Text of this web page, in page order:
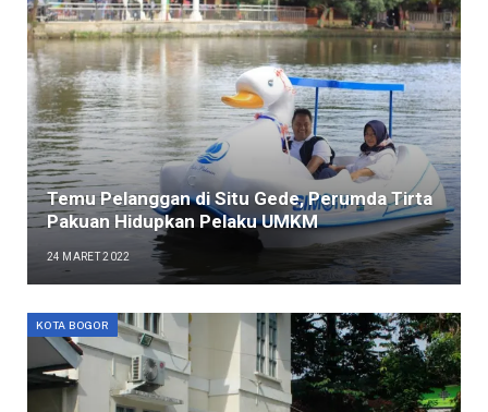
Temu Pelanggan di Situ Gede, Perumda Tirta
Pakuan Hidupkan Pelaku UMKM
24 MARET 2022
KOTA BOGOR